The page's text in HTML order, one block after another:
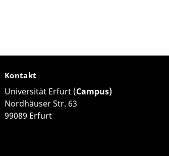
Kontakt
Universität Erfurt (Campus)
Nordhäuser Str. 63
99089 Erfurt